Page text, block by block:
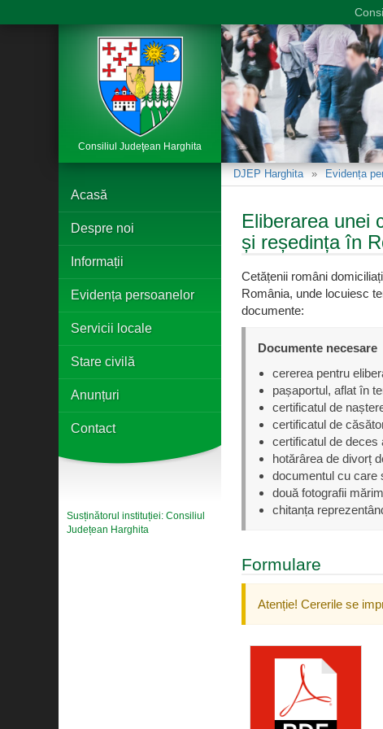
Acasă
Despre noi
Informații
Evidența persoanelor
Servicii locale
Stare civilă
Anunțuri
Contact
Susținătorul instituției: Consiliul
Județean Harghita
DJEP Harghita Evidența
Eliberarea unei
și reședința în
Cetățenii români
România, unde locuiesc
documente:
Documente necesare
cererea pentru
pașaportul, aflat în
certificatul de
certificatul de
certificatul de deces
hotărârea de divorț
documentul cu care
două fotografii
chitanța
Formulare
Atenție! Cererile se
Consiliul Judeţean Harghita